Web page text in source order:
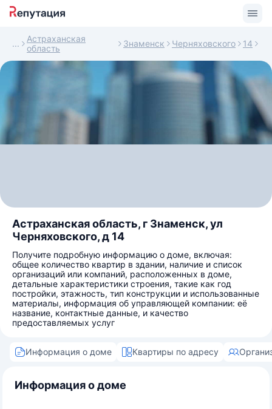
Астраханская
область
Знаменск Черняховского 14
Астраханская область, г Знаменск, ул
Черняховского, д 14
Получите подробную информацию о доме, включая:
общее количество квартир в здании, наличие и список
организаций или компаний, расположенных в доме,
детальные характеристики строения, такие как год
постройки, этажность, тип конструкции и использованные
материалы, информация об управляющей компании: её
название, контактные данные, и качество
предоставляемых услуг
Информация о доме Квартиры по адресу
Информация о доме